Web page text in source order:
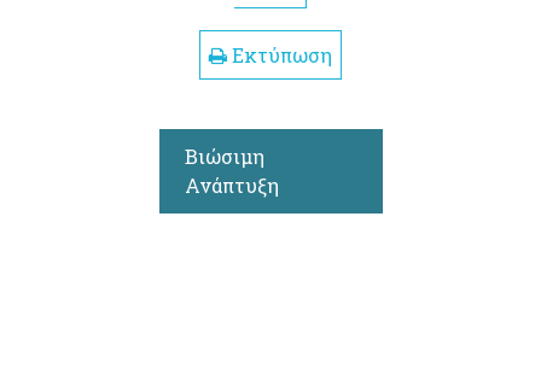
Εκτύπωση
Βιώσιμη
Ανάπτυξη